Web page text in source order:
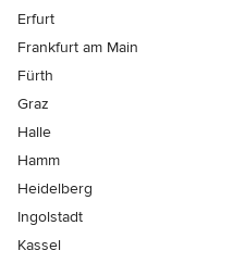
Erfurt
Frankfurt am Main
Fürth
Graz
Halle
Hamm
Heidelberg
Ingolstadt
Kassel